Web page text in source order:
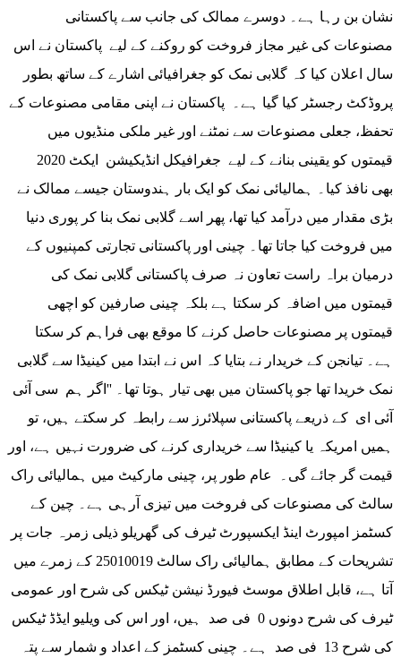
نشان بن رہا ہے۔ دوسرے ممالک کی جانب سے پاکستانی
مصنوعات کی غیر مجاز فروخت کو روکنے کے لیے پاکستان نے اس
سال اعلان کیا کہ گلابی نمک کو جغرافیائی اشارے کے ساتھ بطور
پروڈکٹ رجسٹر کیا گیا ہے۔ پاکستان نے اپنی مقامی مصنوعات کے
تحفظ، جعلی مصنوعات سے نمٹنے اور غیر ملکی منڈیوں میں
بھی نافذ کیا۔ ہمالیائی نمک کو ایک بار ہندوستان جیسے ممالک نے
بڑی مقدار میں درآمد کیا تھا، پھر اسے گلابی نمک بنا کر پوری دنیا
میں فروخت کیا جاتا تھا۔ چینی اور پاکستانی تجارتی کمپنیوں کے
درمیان براہ راست تعاون نہ صرف پاکستانی گلابی نمک کی
قیمتوں میں اضافہ کر سکتا ہے بلکہ چینی صارفین کو اچھی
قیمتوں پر مصنوعات حاصل کرنے کا موقع بھی فراہم کر سکتا
ہے۔ تیانجن کے خریدار نے بتایا کہ اس نے ابتدا میں کینیڈا سے گلابی
نمک خریدا تھا جو پاکستان میں بھی تیار ہوتا تھا۔ ''اگر ہم سی آئی
آئی ای کے ذریعے پاکستانی سپلائرز سے رابطہ کر سکتے ہیں، تو
ہمیں امریکہ یا کینیڈا سے خریداری کرنے کی ضرورت نہیں ہے، اور
قیمت گر جائے گی۔ عام طور پر، چینی مارکیٹ میں ہمالیائی راک
سالٹ کی مصنوعات کی فروخت میں تیزی آرہی ہے۔ چین کے
کسٹمز امپورٹ اینڈ ایکسپورٹ ٹیرف کی گھریلو ذیلی زمرہ جات پر
تشریحات کے مطابق ہمالیائی راک سالٹ 25010019 کے زمرے میں
آتا ہے، قابل اطلاق موسٹ فیورڈ نیشن ٹیکس کی شرح اور عمومی
ٹیرف کی شرح دونوں 0 فی صد ہیں، اور اس کی ویلیو ایڈڈ ٹیکس
کی شرح 13 فی صد ہے۔ چینی کسٹمز کے اعداد و شمار سے پتہ